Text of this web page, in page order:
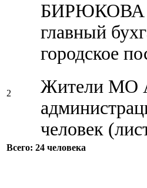
БИРЮКОВА
главный
городское
2
Жители МО
человек
Всего: 24 человека